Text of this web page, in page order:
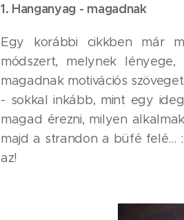
1. Hanganyag - magadnak
Egy korábbi cikkben már
módszert, melynek
magadnak motivációs
- sokkal inkább, mint egy
magad érezni, milyen
majd a strandon a büfé felé...
az!